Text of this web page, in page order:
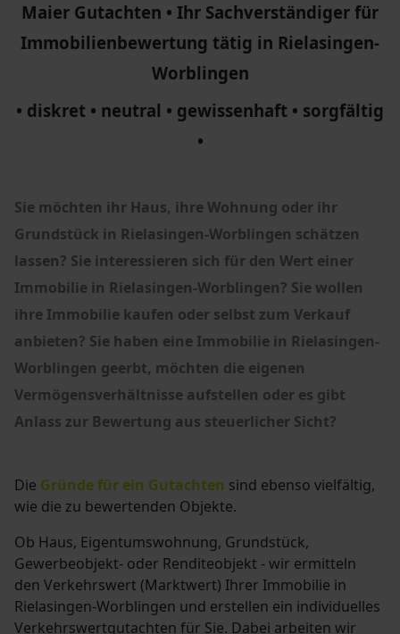
Maier Gutachten • Ihr Sachverständiger für
Immobilienbewertung tätig in Rielasingen-
Worblingen
• diskret • neutral • gewissenhaft • sorgfältig
•
Sie möchten ihr Haus, ihre Wohnung oder ihr
Grundstück in Rielasingen-Worblingen schätzen
lassen? Sie interessieren sich für den Wert einer
Immobilie in Rielasingen-Worblingen? Sie wollen
ihre Immobilie kaufen oder selbst zum Verkauf
anbieten? Sie haben eine Immobilie in Rielasingen-
Worblingen geerbt, möchten die eigenen
Vermögensverhältnisse aufstellen oder es gibt
Anlass zur Bewertung aus steuerlicher Sicht?
Die Gründe für ein Gutachten sind ebenso vielfältig,
wie die zu bewertenden Objekte.
Ob Haus, Eigentumswohnung, Grundstück,
Gewerbeobjekt- oder Renditeobjekt - wir ermitteln
den Verkehrswert (Marktwert) Ihrer Immobilie in
Rielasingen-Worblingen und erstellen ein individuelles
Verkehrswertgutachten für Sie. Dabei arbeiten wir